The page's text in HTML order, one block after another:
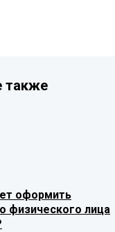
также
оформить
физического лица